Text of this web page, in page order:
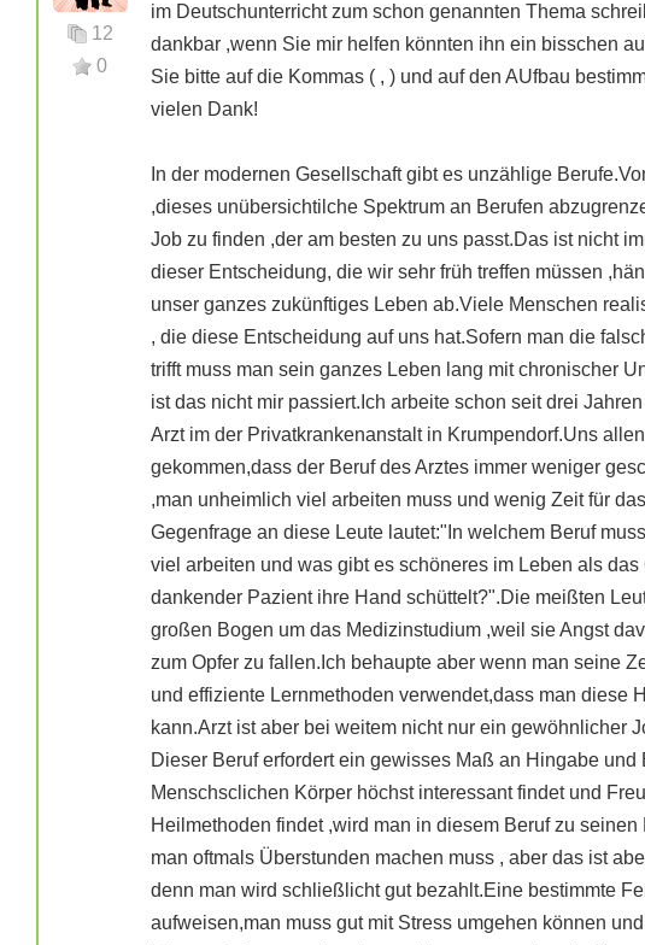
12
0
im Deutschunterricht zum schon genannten Thema
dankbar ,wenn Sie mir helfen könnten ihn ein bisschen
Sie bitte auf die Kommas ( , ) und auf den AUfbau
vielen Dank!
In der modernen Gesellschaft gibt es unzählige
,dieses unübersichtilche Spektrum an Berufen
Job zu finden ,der am besten zu uns passt.Das ist nicht
dieser Entscheidung, die wir sehr früh treffen müssen
unser ganzes zukünftiges Leben ab.Viele Menschen
, die diese Entscheidung auf uns hat.Sofern man die
trifft muss man sein ganzes Leben lang mit chronischer
ist das nicht mir passiert.Ich arbeite schon seit drei
Arzt im der Privatkrankenanstalt in Krumpendorf.Uns
gekommen,dass der Beruf des Arztes immer weniger
,man unheimlich viel arbeiten muss und wenig Zeit für
Gegenfrage an diese Leute lautet:"In welchem Beruf
viel arbeiten und was gibt es schöneres im Leben als
dankender Pazient ihre Hand schüttelt?".Die meißten
großen Bogen um das Medizinstudium ,weil sie Angst
zum Opfer zu fallen.Ich behaupte aber wenn man seine
und effiziente Lernmethoden verwendet,dass man diese
kann.Arzt ist aber bei weitem nicht nur ein gewöhnlicher
Dieser Beruf erfordert ein gewisses Maß an Hingabe
Menschsclichen Körper höchst interessant findet und
Heilmethoden findet ,wird man in diesem Beruf zu
man oftmals Überstunden machen muss , aber das ist
denn man wird schließlicht gut bezahlt.Eine bestimmte
aufweisen,man muss gut mit Stress umgehen können